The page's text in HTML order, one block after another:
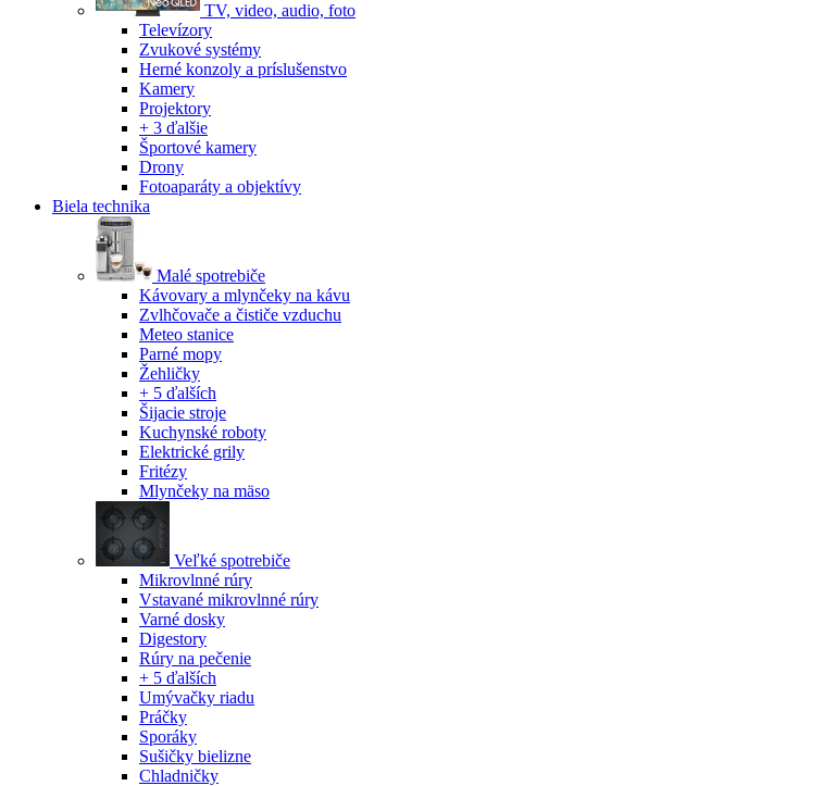
TV, video, audio, foto
Televízory
Zvukové systémy
Herné konzoly a príslušenstvo
Kamery
Projektory
+ 3 ďalšie
Športové kamery
Drony
Fotoaparáty a objektívy
Biela technika
Malé spotrebiče
Kávovary a mlynčeky na kávu
Zvlhčovače a čističe vzduchu
Meteo stanice
Parné mopy
Žehličky
+ 5 ďalších
Šijacie stroje
Kuchynské roboty
Elektrické grily
Fritézy
Mlynčeky na mäso
Veľké spotrebiče
Mikrovlnné rúry
Vstavané mikrovlnné rúry
Varné dosky
Digestory
Rúry na pečenie
+ 5 ďalších
Umývačky riadu
Práčky
Sporáky
Sušičky bielizne
Chladničky